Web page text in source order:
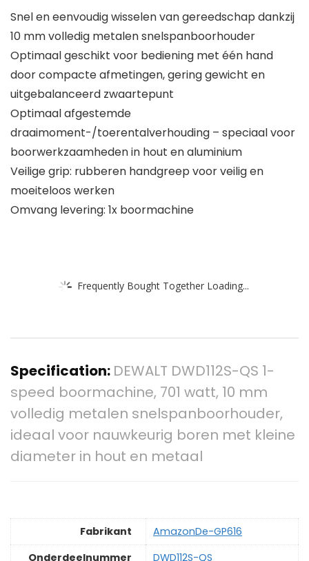
Snel en eenvoudig wisselen van gereedschap dankzij
10 mm volledig metalen snelspanboorhouder
Optimaal geschikt voor bediening met één hand
door compacte afmetingen, gering gewicht en
uitgebalanceerd zwaartepunt
Optimaal afgestemde
draaimoment-/toerentalverhouding – speciaal voor
boorwerkzaamheden in hout en aluminium
Veilige grip: rubberen handgreep voor veilig en
moeiteloos werken
Omvang levering: 1x boormachine
Frequently Bought Together Loading...
Specification: DEWALT DWD112S-QS 1-
speed boormachine, 701 watt, 10 mm
volledig metalen snelspanboorhouder,
ideaal voor nauwkeurig boren met kleine
diameter in hout en metaal
Fabrikant
‎AmazonDe-GP616
Onderdeelnummer
‎DWD112S-QS